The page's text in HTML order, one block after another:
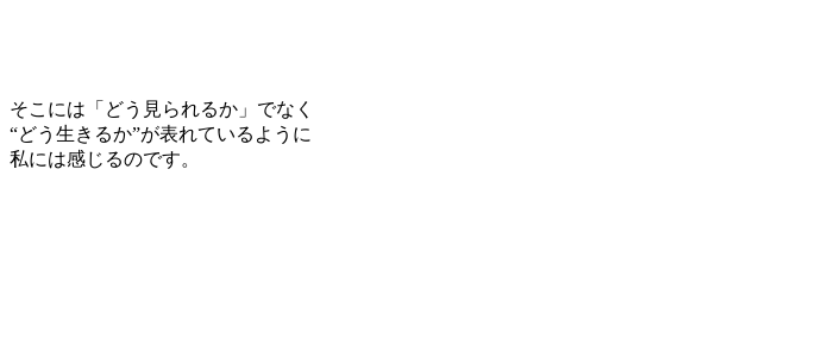
そこには「どう見られるか」でなく
“どう生きるか”が表れているように
私には感じるのです。